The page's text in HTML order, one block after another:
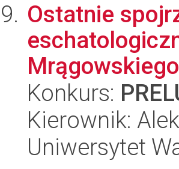
Ostatnie
Konkurs:
Kierownik:
Uniwersytet